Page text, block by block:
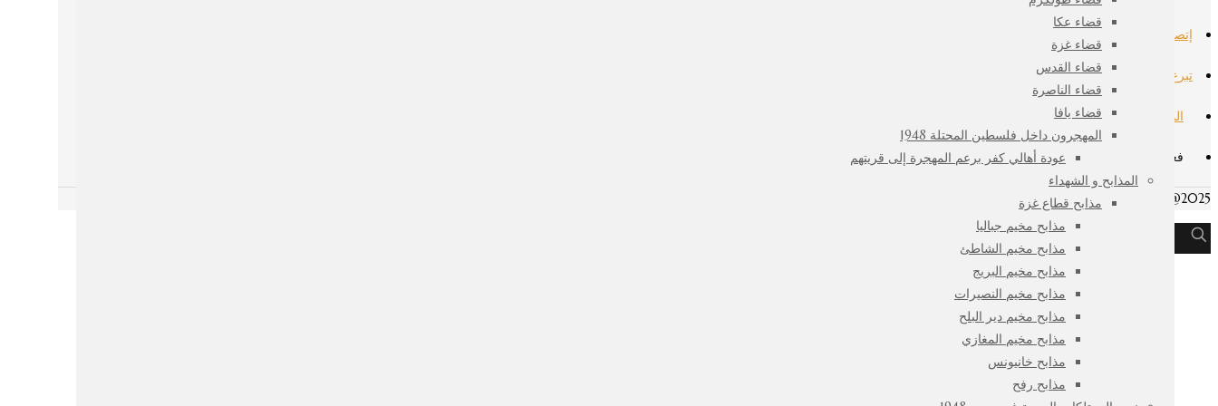
قضاء عكا
قضاء غزة
قضاء القدس
قضاء الناصرة
قضاء يافا
المهجرون داخل فلسطين المحتلة 1948
عودة أهالي كفر برعم المهجرة إلى قريتهم
المذابح و الشهداء
مذابح قطاع غزة
مذابح مخيم جباليا
مذابح مخيم الشاطئ
مذابح مخيم البريج
مذابح مخيم النصيرات
مذابح مخيم دير البلح
مذابح مخيم المغازي
مذابح خانيونس
مذابح رفح
إتصل بنا
تبرع لنا
المتجر
فعاليات
All Right Reserved - The Museum Of Palestinian Memory @2025